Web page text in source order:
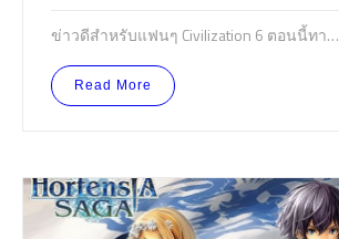
ข่าวดีสำหรับแฟนๆ Civilization 6 ตอนนี้ทา…
Read More